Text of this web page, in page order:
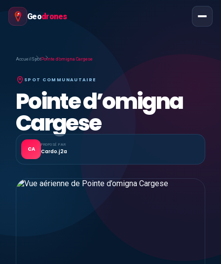
Geodrones
Accueil SpotPointe d’omigna Cargese
SPOT COMMUNAUTAIRE
Pointe d’omigna
Cargese
CA
PROPOSÉ PAR
Cardo.j2a